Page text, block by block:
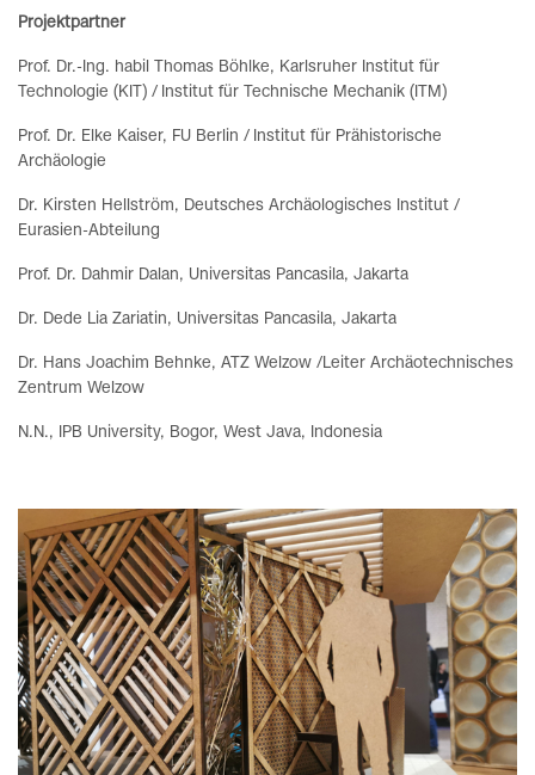
Projektpartner
Prof. Dr.-Ing. habil Thomas Böhlke, Karlsruher Institut für
Technologie (KIT) / Institut für Technische Mechanik (ITM)
Prof. Dr. Elke Kaiser, FU Berlin / Institut für Prähistorische
Archäologie
Dr. Kirsten Hellström, Deutsches Archäologisches Institut /
Eurasien-Abteilung
Prof. Dr. Dahmir Dalan, Universitas Pancasila, Jakarta
Dr. Dede Lia Zariatin, Universitas Pancasila, Jakarta
Dr. Hans Joachim Behnke, ATZ Welzow /Leiter Archäotechnisches
Zentrum Welzow
N.N., IPB University, Bogor, West Java, Indonesia